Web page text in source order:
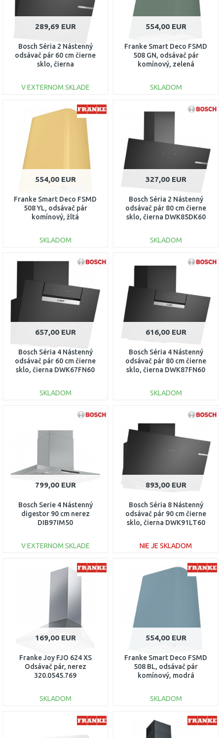
289,69 EUR
Bosch Séria 2 Nástenný
odsávač pár 60 cm čierne
sklo, čierna
V EXTERNOM SKLADE
DO KOŠÍKA
554,00 EUR
Franke Smart Deco FSMD
508 GN, odsávač pár
komínový, zelená
SKLADOM
DO KOŠÍKA
554,00 EUR
Franke Smart Deco FSMD
508 YL, odsávač pár
komínový, žltá
SKLADOM
DO KOŠÍKA
327,00 EUR
Bosch Séria 2 Nástenný
odsávač pár 80 cm čierne
sklo, čierna DWK85DK60
SKLADOM
DO KOŠÍKA
657,00 EUR
Bosch Séria 4 Nástenný
odsávač pár 60 cm čierne
sklo, čierna DWK67FN60
SKLADOM
DO KOŠÍKA
Porovnať
616,00 EUR
Bosch Séria 4 Nástenný
odsávač pár 80 cm čierne
sklo, čierna DWK87FN60
SKLADOM
DO KOŠÍKA
799,00 EUR
Bosch Serie 4 Nástenný
digestor 90 cm nerez
DIB97IM50
V EXTERNOM SKLADE
DO KOŠÍKA
893,00 EUR
Bosch Séria 8 Nástenný
odsávač pár 90 cm čierne
sklo, čierna DWK91LT60
NIE JE SKLADOM
DO KOŠÍKA
169,00 EUR
Franke Joy FJO 624 XS
Odsávač pár, nerez
320.0545.769
SKLADOM
DO KOŠÍKA
554,00 EUR
Franke Smart Deco FSMD
508 BL, odsávač pár
komínový, modrá
SKLADOM
DO KOŠÍKA